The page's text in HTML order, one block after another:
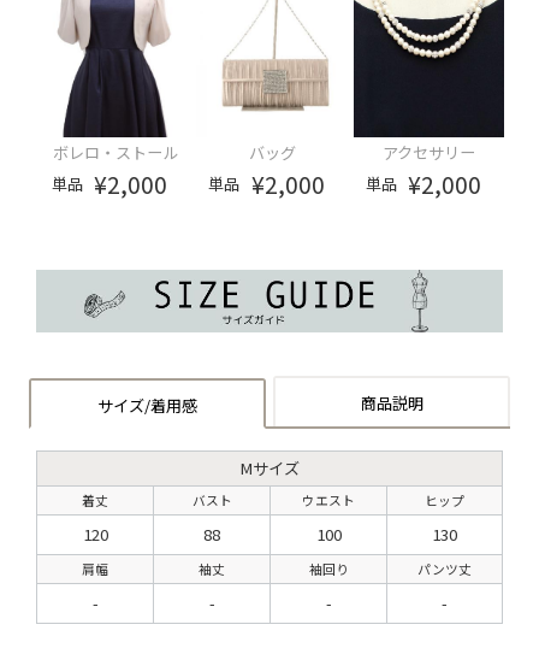
ボレロ・ストール
単品 ¥2,000
バッグ
単品 ¥2,000
アクセサリー
単品 ¥2,000
サイズ/着用感 商品説明
Mサイズ
着丈 バスト ウエスト ヒップ
120 88 100 130
肩幅 袖丈 袖回り パンツ丈
- - - -